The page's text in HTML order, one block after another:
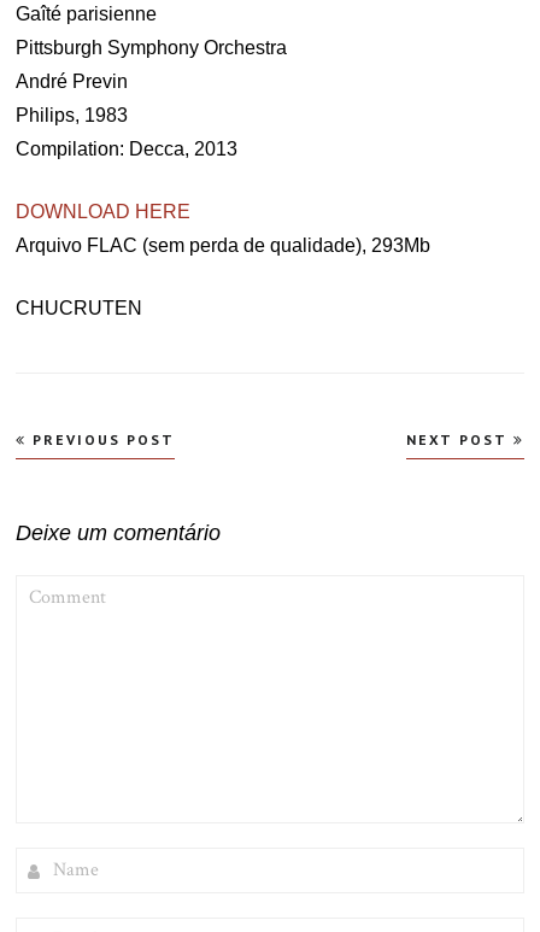
Gaîté parisienne
Pittsburgh Symphony Orchestra
André Previn
Philips, 1983
Compilation: Decca, 2013
DOWNLOAD HERE
Arquivo FLAC (sem perda de qualidade), 293Mb
CHUCRUTEN
Navegação
de
PREVIOUS POST NEXT POST
Deixe um comentário